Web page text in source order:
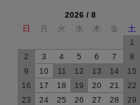
2026 / 8
日
月 火 水 木 金
土
1
2
3 4 5 6 7
8
9
10 11 12 13 14
15
16
17 18 19 20 21
22
23
24 25 26 27 28
29